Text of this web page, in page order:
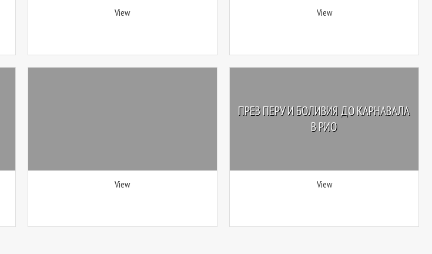
View View
View
ПРЕЗ ПЕРУ И БОЛИВИЯ ДО КАРНАВАЛА
В РИО
View